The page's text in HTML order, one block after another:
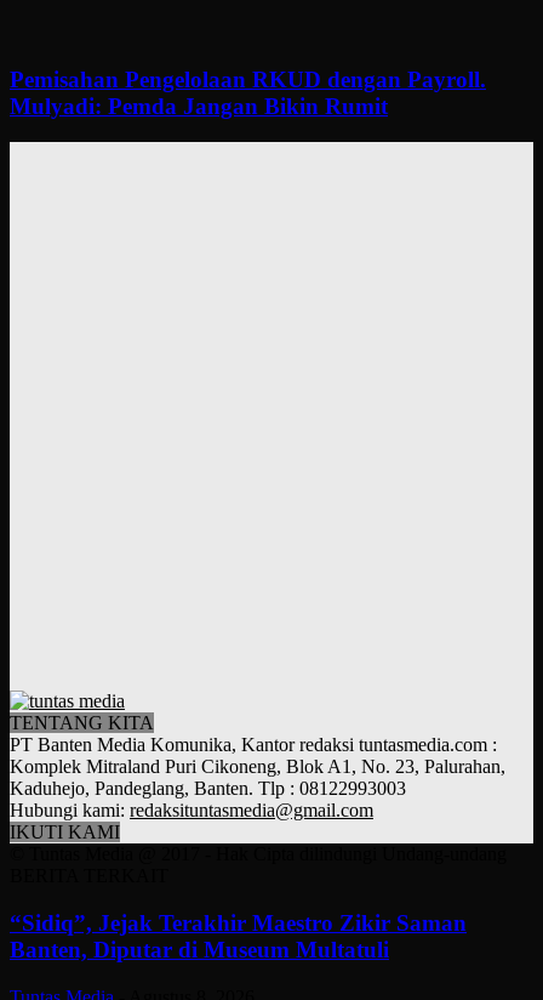
Pemisahan Pengelolaan RKUD dengan Payroll.
Mulyadi: Pemda Jangan Bikin Rumit
TENTANG KITA
PT Banten Media Komunika, Kantor redaksi tuntasmedia.com :
Komplek Mitraland Puri Cikoneng, Blok A1, No. 23, Palurahan,
Kaduhejo, Pandeglang, Banten. Tlp : 08122993003
Hubungi kami: redaksituntasmedia@gmail.com
IKUTI KAMI
“Sidiq”, Jejak Terakhir Maestro Zikir Saman
Banten, Diputar di Museum Multatuli